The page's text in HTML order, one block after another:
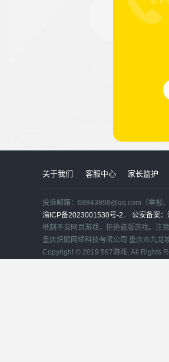
关于我们 客服中心 家长监护
投诉邮箱：68843898@qq.com（举报
渝ICP备2023001530号-2、 公安备案
抵制不良网页游戏，拒绝盗版游戏。注
重庆炽鹏网络科技有限公司 重庆市九龙
Copyright © 2019 567游戏, All Rights